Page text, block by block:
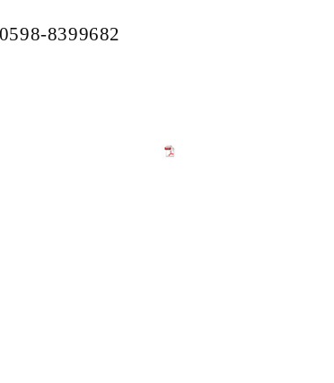
0598-8399682